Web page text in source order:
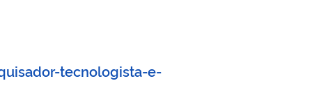
tecnologista-e-